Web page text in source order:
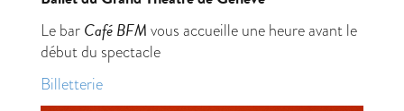
Le bar Café BFM vous accueille une heure avant le
début du spectacle
Billetterie